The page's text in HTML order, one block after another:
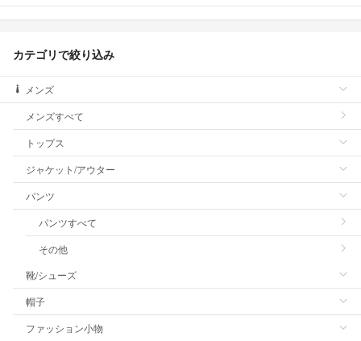
カテゴリで絞り込み
メンズ
メンズすべて
トップス
ジャケット/アウター
パンツ
パンツすべて
その他
靴/シューズ
帽子
ファッション小物